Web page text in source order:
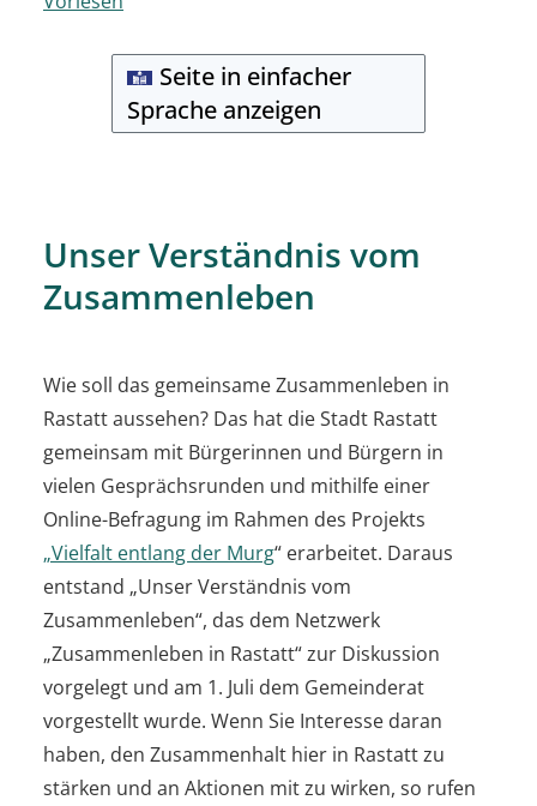
Seite in einfacher
Sprache anzeigen
Unser Verständnis vom
Zusammenleben
Wie soll das gemeinsame Zusammenleben in
Rastatt aussehen? Das hat die Stadt Rastatt
gemeinsam mit Bürgerinnen und Bürgern in
vielen Gesprächsrunden und mithilfe einer
Online-Befragung im Rahmen des Projekts
„Vielfalt entlang der Murg“ erarbeitet. Daraus
entstand „Unser Verständnis vom
Zusammenleben“, das dem Netzwerk
„Zusammenleben in Rastatt“ zur Diskussion
vorgelegt und am 1. Juli dem Gemeinderat
vorgestellt wurde. Wenn Sie Interesse daran
haben, den Zusammenhalt hier in Rastatt zu
stärken und an Aktionen mit zu wirken, so rufen